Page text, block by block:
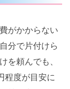
がかからない
分で片付けら
を頼んでも、
程度が目安に